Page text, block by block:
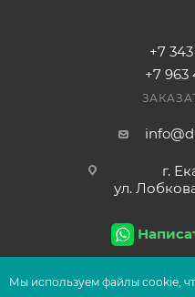
+7
+7 963
г.
ул.
Мы используем файлы сооkіе,